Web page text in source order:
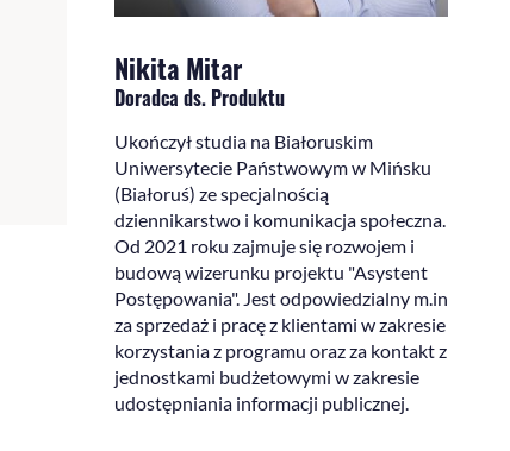
Nikita Mitar
Doradca ds. Produktu
Ukończył studia na Białoruskim
Uniwersytecie Państwowym w Mińsku
(Białoruś) ze specjalnością
dziennikarstwo i komunikacja społeczna.
Od 2021 roku zajmuje się rozwojem i
budową wizerunku projektu "Asystent
Postępowania". Jest odpowiedzialny m.in
za sprzedaż i pracę z klientami w zakresie
korzystania z programu oraz za kontakt z
jednostkami budżetowymi w zakresie
udostępniania informacji publicznej.